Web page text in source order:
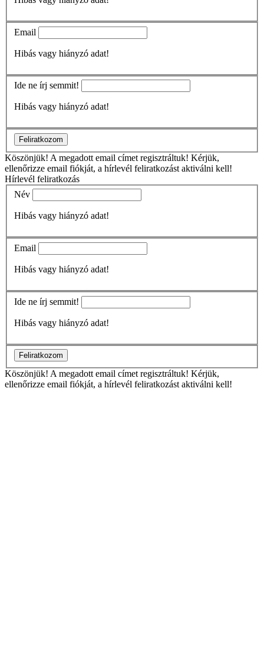
Email
Hibás vagy hiányzó adat!
Ide ne írj semmit!
Hibás vagy hiányzó adat!
Feliratkozom
Köszönjük! A megadott email címet regisztráltuk! Kérjük,
ellenőrizze email fiókját, a hírlevél feliratkozást aktiválni kell!
Hírlevél feliratkozás
Név
Hibás vagy hiányzó adat!
Email
Hibás vagy hiányzó adat!
Ide ne írj semmit!
Hibás vagy hiányzó adat!
Feliratkozom
Köszönjük! A megadott email címet regisztráltuk! Kérjük,
ellenőrizze email fiókját, a hírlevél feliratkozást aktiválni kell!